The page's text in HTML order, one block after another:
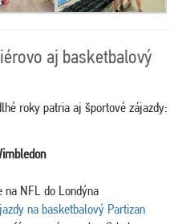
aj basketbalový
roky patria aj športové zájazdy:
na NFL do Londýna
na basketbalový Partizan